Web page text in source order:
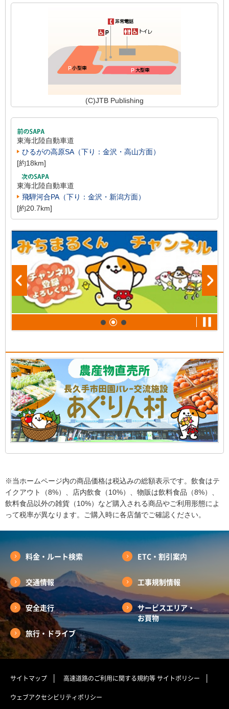
(C)JTB Publishing
東海北陸自動車道
ひるがの高原SA（下り：金沢・高山方面）
[約18km]
東海北陸自動車道
飛騨河合PA（下り：金沢・新潟方面）
[約20.7km]
※当ホームページ内の商品価格は税込みの総額表示です。飲食はテ
イクアウト（8%）、店内飲食（10%）、物販は飲料食品（8%）、
飲料食品以外の雑貨（10%）など購入される商品やご利用形態によ
って税率が異なります。ご購入時に各店舗でご確認ください。
料金・ルート検索 ETC・割引案内
交通情報 工事規制情報
安全走行
サービスエリア・
お買物
旅行・ドライブ
サイトマップ 高速道路のご利用に関する規約等サイトポリシー
ウェブアクセシビリティポリシー